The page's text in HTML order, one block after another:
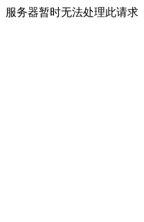
服务器暂时无法处理此请求